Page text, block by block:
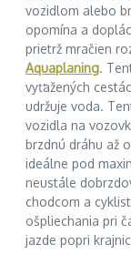
vozidlom alebo
opomína a
prietrž mračien
Aquaplaning.
vyťažených
udržuje voda.
vozidla na
brzdnú dráhu až
ideálne pod
neustále
chodcom a
ošpliechania pri
jazde popri